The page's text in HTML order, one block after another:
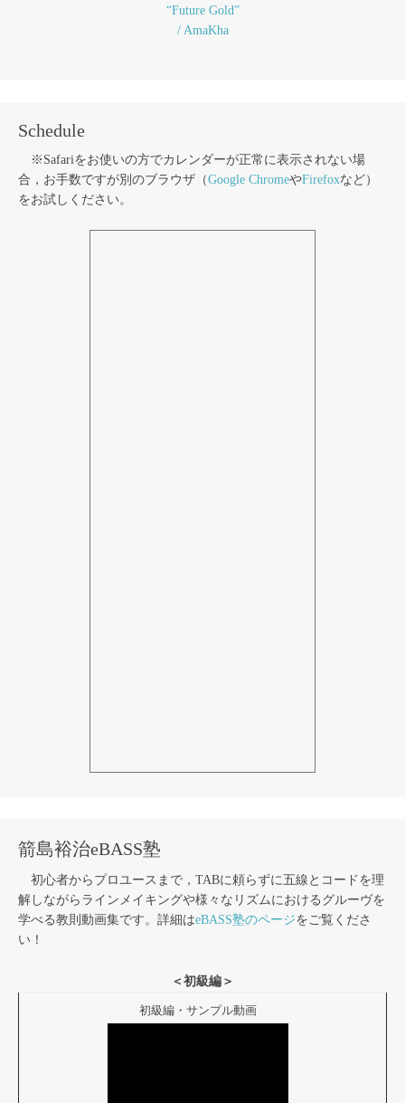
“Future Gold”
/ AmaKha
Schedule
※Safariをお使いの方でカレンダーが正常に表示されない場
合，お手数ですが別のブラウザ（Google ChromeやFirefoxなど）
をお試しください。
箭島裕治eBASS塾
初心者からプロユースまで，TABに頼らずに五線とコードを理
解しながらラインメイキングや様々なリズムにおけるグルーヴを
学べる教則動画集です。詳細はeBASS塾のページをご覧くださ
い！
＜初級編＞
初級編・サンプル動画